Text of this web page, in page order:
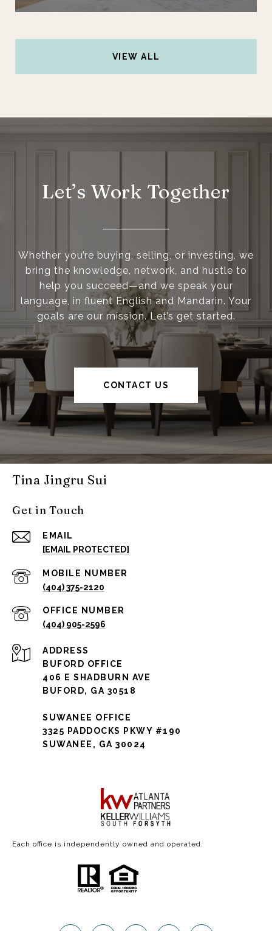
VIEW ALL
Let’s Work Together
Whether you’re buying, selling, or investing, we
bring the knowledge, network, and hustle to
help you succeed—and we speak your
language, in fluent English and Mandarin. Your
goals are our mission. Let’s get started.
CONTACT US
Tina Jingru Sui
Get in Touch
EMAIL
[EMAIL PROTECTED]
(404) 375-2120
(404) 905-2596
ADDRESS
BUFORD OFFICE
406 E SHADBURN AVE
BUFORD, GA 30518
SUWANEE OFFICE
3325 PADDOCKS PKWY #190
SUWANEE, GA 30024
Each office is independently owned and operated.